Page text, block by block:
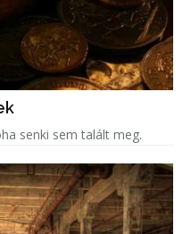
senki sem talált meg.